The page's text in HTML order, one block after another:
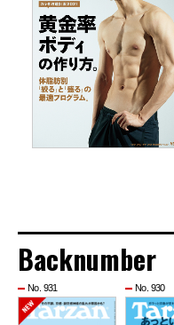
Backnumber
No. 931 No. 930